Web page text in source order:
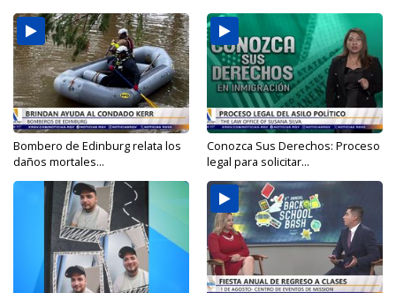
Bombero de Edinburg relata los
daños mortales...
Conozca Sus Derechos: Proceso
legal para solicitar...